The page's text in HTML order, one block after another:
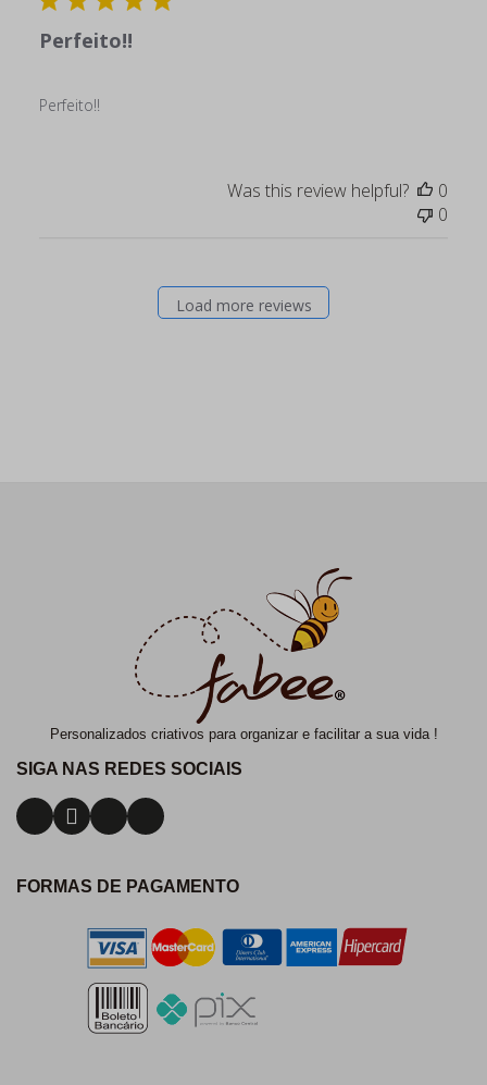
Perfeito!!
Perfeito!!
Was this review helpful?
0
0
Load more reviews
Personalizados criativos para organizar e facilitar a sua vida !
SIGA NAS REDES SOCIAIS
FORMAS DE PAGAMENTO